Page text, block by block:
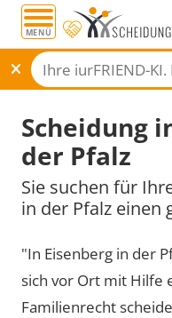
MENÜ
Scheidung
der Pfalz
Sie suchen für
in der Pfalz einen
"In Eisenberg in der
sich vor Ort mit Hilfe
Familienrecht